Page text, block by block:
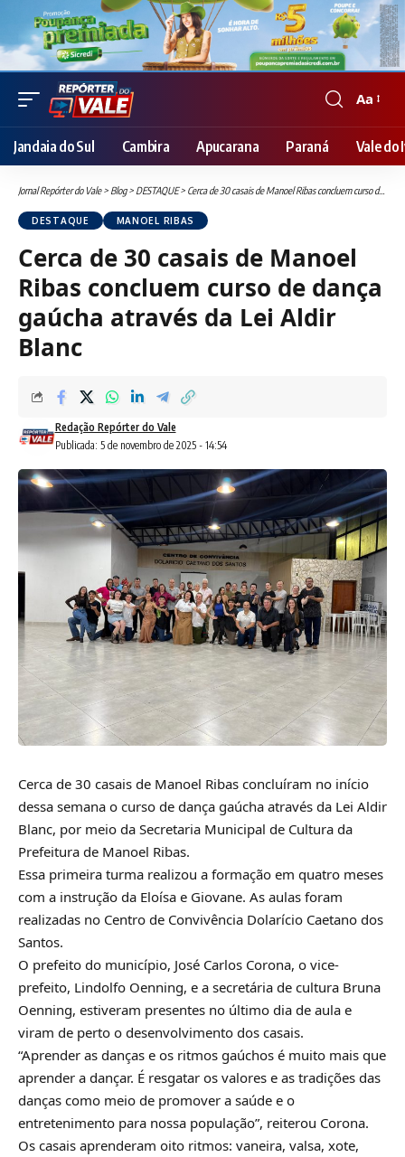
Font
Resizer
Aa
Jandaia do Sul Cambira Apucarana Paraná Vale do
Jornal Repórter do Vale> Blog> DESTAQUE> Cerca de 30 casais de Manoel Ribas concluem curso de dança gaúcha através da Lei Aldir Blanc
DESTAQUE MANOEL RIBAS
Cerca de 30 casais de Manoel
Ribas concluem curso de dança
gaúcha através da Lei Aldir
Blanc
Publicada: 5 de novembro de 2025 - 14:54
Redação Repórter do Vale
Cerca de 30 casais de Manoel Ribas concluíram no início
dessa semana o curso de dança gaúcha através da Lei Aldir
Blanc, por meio da Secretaria Municipal de Cultura da
Prefeitura de Manoel Ribas.
Essa primeira turma realizou a formação em quatro meses
com a instrução da Eloísa e Giovane. As aulas foram
realizadas no Centro de Convivência Dolarício Caetano dos
Santos.
O prefeito do município, José Carlos Corona, o vice-
prefeito, Lindolfo Oenning, e a secretária de cultura Bruna
Oenning, estiveram presentes no último dia de aula e
viram de perto o desenvolvimento dos casais.
“Aprender as danças e os ritmos gaúchos é muito mais que
aprender a dançar. É resgatar os valores e as tradições das
danças como meio de promover a saúde e o
entretenimento para nossa população”, reiterou Corona.
Os casais aprenderam oito ritmos: vaneira, valsa, xote,